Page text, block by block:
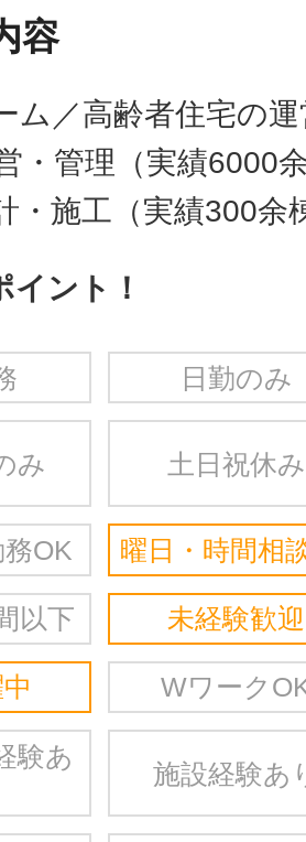
容
ム／高齢者住宅の
・管理（実績6000
・施工（実績300余
イント！
日勤のみ
み 土日祝休み
OK 曜日・時間相
以下 未経験歓迎
Wワーク
験あ
施設経験あ